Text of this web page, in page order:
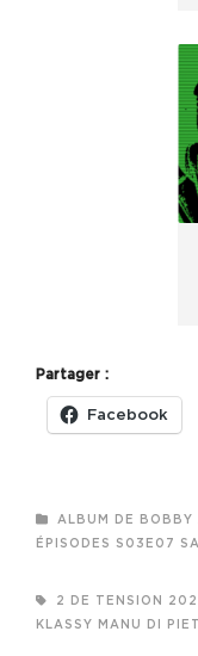
Partager :
Facebook
CATEGORIES
ALBUM DE BOBBY
ÉPISODES
S03E07
TAGS,2 DE TENSION
KLASSY
MANU DI